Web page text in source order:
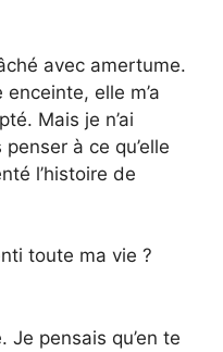
avec amertume.
elle m’a
Mais je n’ai
à ce qu’elle
l’histoire de
toute ma vie ?
Je pensais qu’en te